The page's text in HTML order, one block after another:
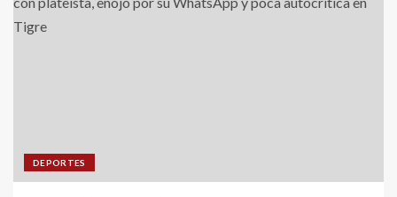
DEPORTES